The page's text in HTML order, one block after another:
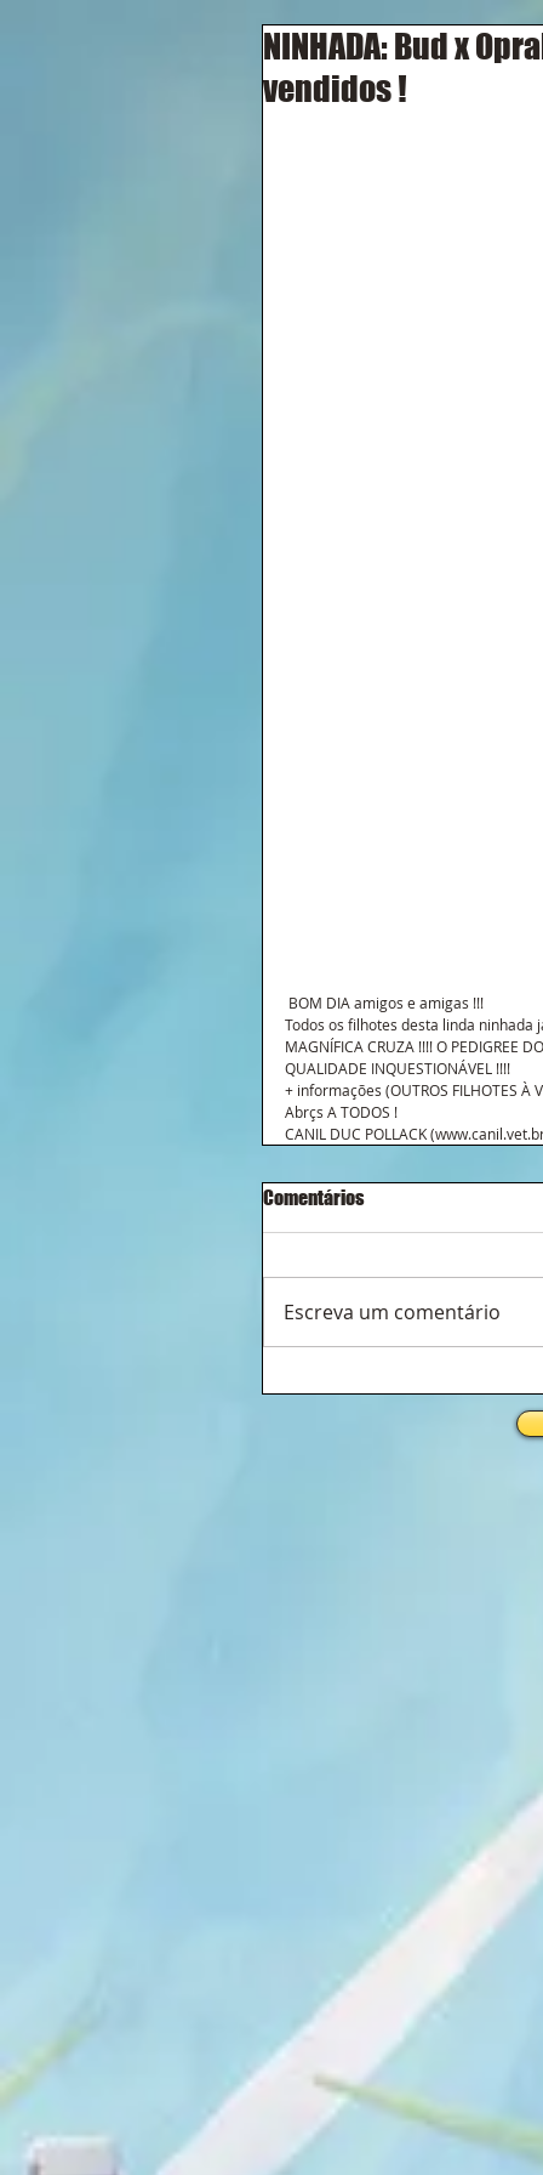
NINHADA: Bud x
vendidos !
BOM DIA amigos e amigas !!!
Todos os filhotes desta linda ninhada
MAGNÍFICA CRUZA !!!! O PEDIGREE
QUALIDADE INQUESTIONÁVEL !!!!
+ informações (OUTROS FILHOTES À
Abrçs A TODOS !
CANIL DUC POLLACK
Comentários
Escreva um comentário